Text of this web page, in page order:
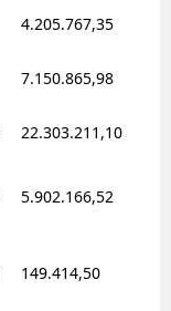
4.205.767,35
7.150.865,98
22.303.211,10
5.902.166,52
149.414,50